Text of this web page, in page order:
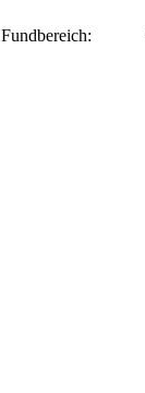
Fundbereich: